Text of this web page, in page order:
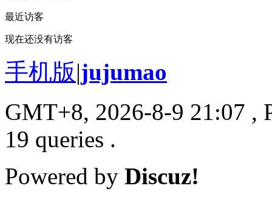
最近访客
现在还没有访客
手机版|jujumao
GMT+8, 2026-8-9 21:07 ,
19 queries .
Powered by Discuz!